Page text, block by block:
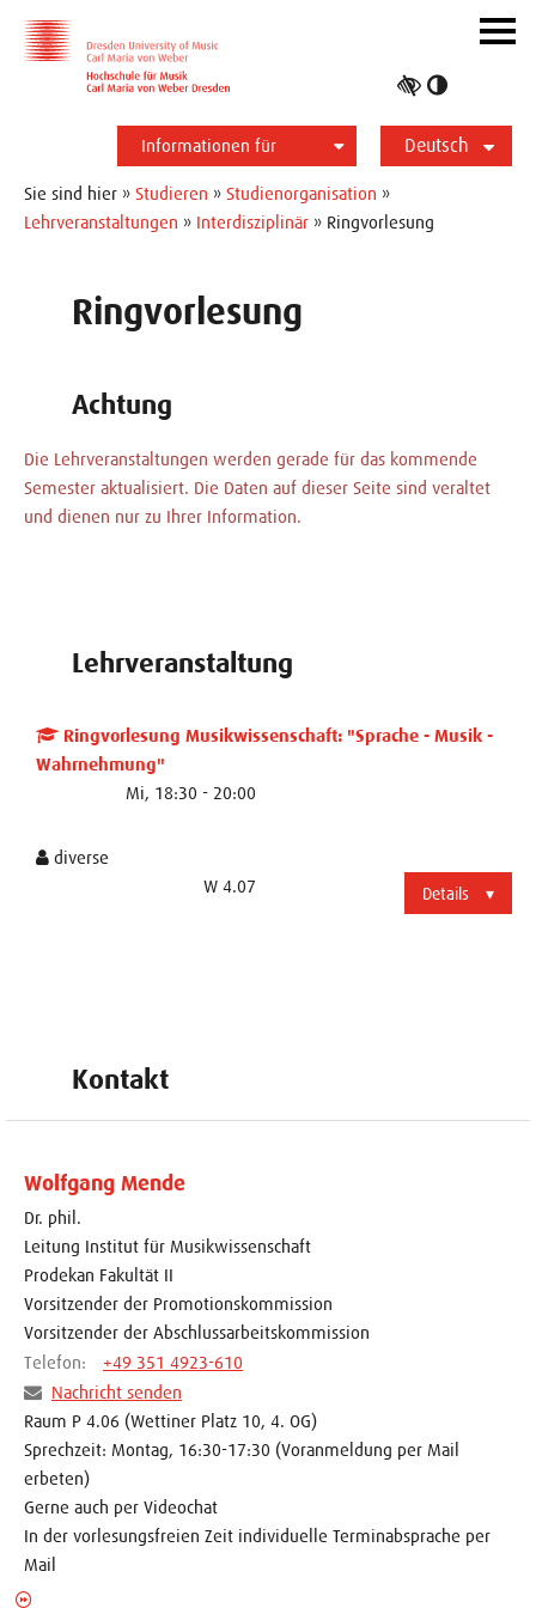
Informationen für
Studierende
Bewerber*innen
International
Presse
Alumni
Deutsch
ein-/
Sie sind hier » Studieren » Studienorganisation »
Lehrveranstaltungen » Interdisziplinär » Ringvorlesung
Ringvorlesung
Achtung
Die Lehrveranstaltungen werden gerade für das kommende
Semester aktualisiert. Die Daten auf dieser Seite sind veraltet
und dienen nur zu Ihrer Information.
Lehrveranstaltung
Ringvorlesung Musikwissenschaft: "Sprache - Musik -
Wahrnehmung"
Mi, 18:30 - 20:00
diverse
W 4.07
Details
Kontakt
Wolfgang Mende
Dr. phil.
Leitung Institut für Musikwissenschaft
Prodekan Fakultät II
Vorsitzender der Promotionskommission
Vorsitzender der Abschlussarbeitskommission
Telefon:
+49 351 4923-610
Nachricht senden
Raum P 4.06 (Wettiner Platz 10, 4. OG)
Sprechzeit: Montag, 16:30-17:30 (Voranmeldung per Mail
erbeten)
Gerne auch per Videochat
In der vorlesungsfreien Zeit individuelle Terminabsprache per
Mail